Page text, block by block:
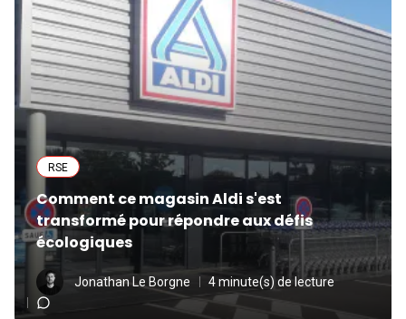
RSE
Comment ce magasin Aldi s'est
transformé pour répondre aux défis
écologiques
Jonathan Le Borgne 4 minute(s) de lecture